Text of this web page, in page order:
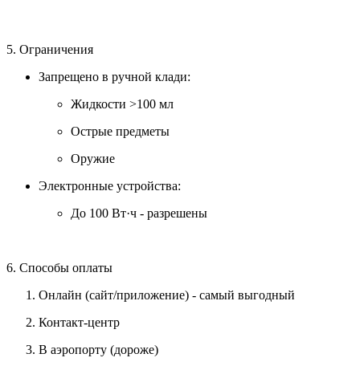
5. Ограничения
Запрещено в ручной клади:
Жидкости >100 мл
Острые предметы
Оружие
Электронные устройства:
До 100 Вт·ч - разрешены
6. Способы оплаты
Онлайн (сайт/приложение) - самый выгодный
Контакт-центр
В аэропорту (дороже)